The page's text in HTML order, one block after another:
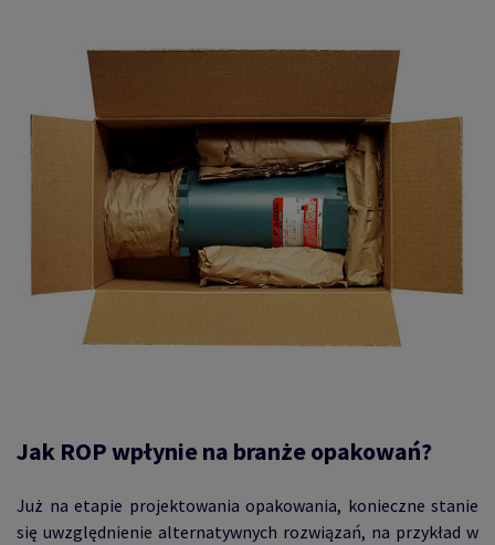
Jak ROP wpłynie na branże opakowań?
Już na etapie projektowania opakowania, konieczne stanie
się uwzględnienie alternatywnych rozwiązań, na przykład w